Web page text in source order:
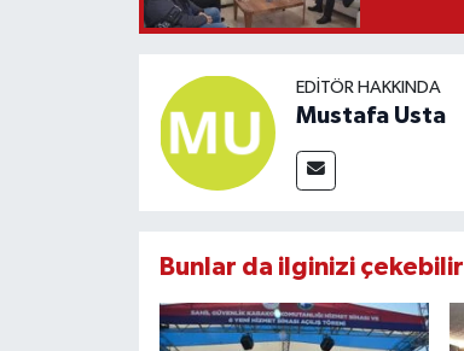
EDITÖR HAKKINDA
Mustafa Usta
Bunlar da ilginizi çekebilir